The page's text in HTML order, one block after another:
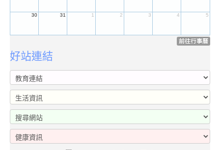
30 31 1 2 3 4 5
前往行事曆
好站連結